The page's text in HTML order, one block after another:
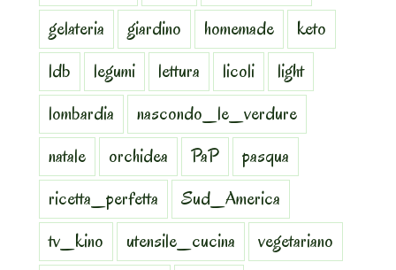
gelateria
giardino homemade
keto
ldb
legumi lettura licoli
light
lombardia
nascondo_le_verdure
natale
orchidea PaP
pasqua
ricetta_perfetta
Sud_America
tv_kino
utensile_cucina
vegetariano